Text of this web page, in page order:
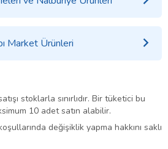
Market Ürünleri
stoklarla sınırlıdır. Bir tüketici bu
10 adet satın alabilir.
değişiklik yapma hakkını saklı